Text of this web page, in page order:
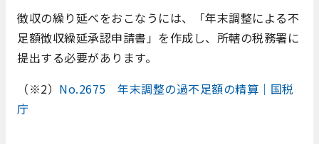
徴収の繰り延べをおこなうには、「年末調整による不
足額徴収繰延承認申請書」を作成し、所轄の税務署に
提出する必要があります。
（※2） No.2675 年末調整の過不足額の精算｜国税
庁